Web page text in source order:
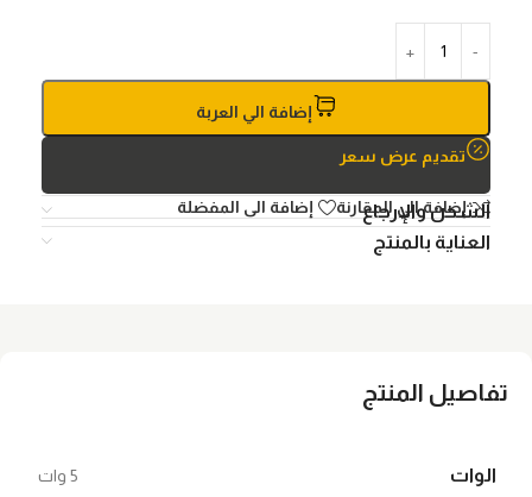
إضافة الي العربة
تقديم عرض سعر
إضافة الي المقارنة إضافة الى المفضلة
الشحن والإرجاع
العناية بالمنتج
تفاصيل المنتج
الوات 5 وات